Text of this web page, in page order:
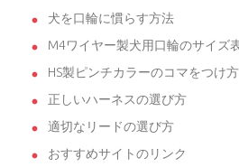
犬を口輪に慣らす方法
M4ワイヤー製犬用口輪のサイズ
HS製ピンチカラーのコマをつけ
正しいハーネスの選び方
適切なリードの選び方
おすすめサイトのリンク